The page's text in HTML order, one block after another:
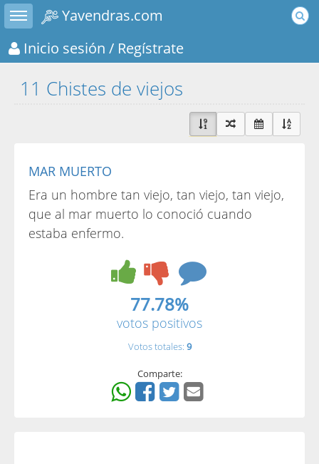
Toggle sidebar
Yavendras.com
Inicio sesión / Regístrate
11 Chistes de viejos
MAR MUERTO
Era un hombre tan viejo, tan viejo, tan viejo,
que al mar muerto lo conoció cuando
estaba enfermo.
77.78%
votos positivos
Votos totales: 9
Comparte: